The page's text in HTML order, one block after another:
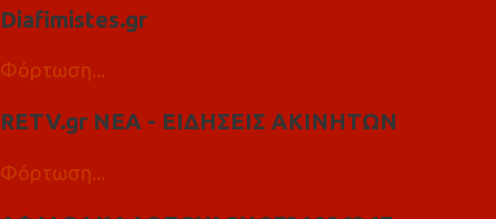
Diafimistes.gr
Φόρτωση...
RETV.gr ΝΕΑ - ΕΙΔΗΣΕΙΣ ΑΚΙΝΗΤΩΝ
Φόρτωση...